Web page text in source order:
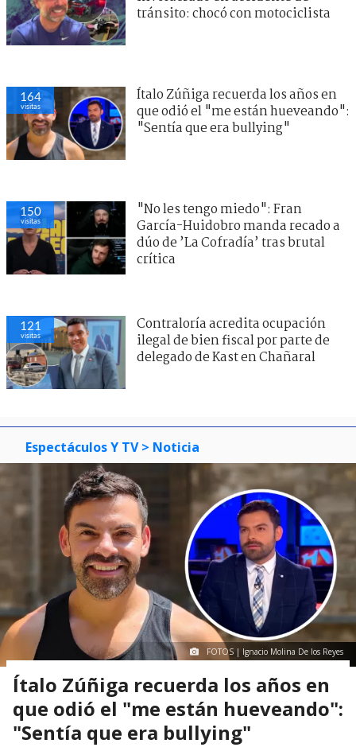
tránsito: chocó con motociclista
164
visitas
Ítalo Zúñiga recuerda los años en
que odió el "me están hueveando":
"Sentía que era bullying"
150
visitas
"No les tengo miedo": Fran
García-Huidobro manda recado a
dúo de ’La Cofradía’ tras brutal
crítica
121
visitas
Contraloría acredita ocupación
ilegal de bien fiscal por parte de
delegado de Kast en Chañaral
Espectáculos Y TV > Noticia
FOTOS | Ignacio Molina De los Reyes
Ítalo Zúñiga recuerda los años en
que odió el "me están hueveando":
"Sentía que era bullying"